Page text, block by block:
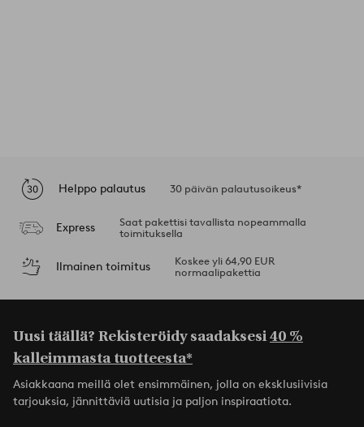
Helppo palautus 30 päivän palautusoikeus*
Express
Saat pakettisi tavallista nopeammalla
toimituksella
Ilmainen toimitus
Koskee yli 64,90 EUR
normaalipakettia
Uusi täällä? Rekisteröidy saadaksesi40 %
kalleimmasta tuotteesta*
Asiakkaana meillä olet ensimmäinen, jolla on eksklusiivisia
tarjouksia, jännittäviä uutisia ja paljon inspiraatiota.